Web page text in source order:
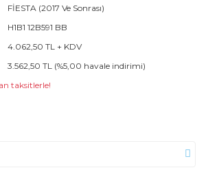
FİESTA (2017 Ve Sonrası)
H1B1 12B591 BB
4.062,50 TL + KDV
3.562,50 TL (%5,00 havale indirimi)
taksitlerle!